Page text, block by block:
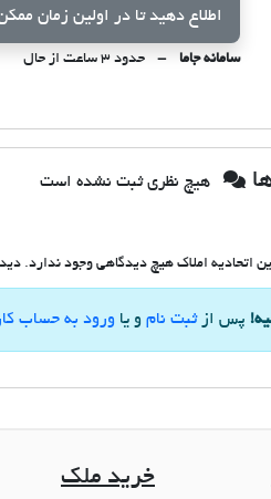
اطلاع دهید تا در اولین زمان
سامانه جاما حدود ۳ ساعت از حال
هیچ نظری ثبت نشده است
اتحادیه املاک هیچ دیدگاهی وجود ندارد.
پس ازثبت نام و یا ورود به حساب
خرید ملک